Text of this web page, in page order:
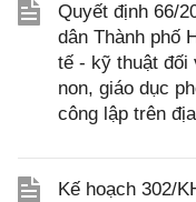
Quyết định 66/
dân Thành phố
tế - kỹ thuật đối
non, giáo dục
công lập trên
Kế hoạch 302/